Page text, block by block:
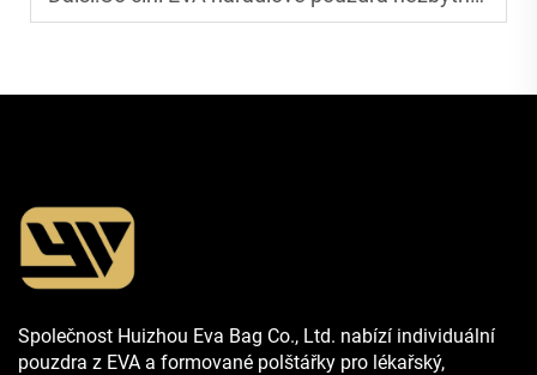
Společnost Huizhou Eva Bag Co., Ltd. nabízí individuální
pouzdra z EVA a formované polštářky pro lékařský,